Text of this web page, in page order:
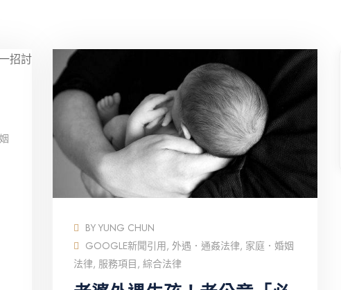
BYYUNG CHUN
GOOGLE新聞引用, 外遇．通姦法律, 家庭．婚姻
法律, 服務項目,綜合法律